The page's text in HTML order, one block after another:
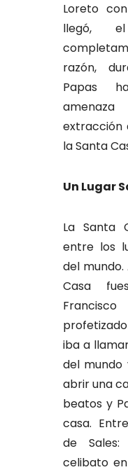
Loreto
llegó,
razón,
Papas
extracción
la Santa
Un Lugar
La Santa
entre los
del
Casa
iba a
del
abrir una
beatos y
casa.
de
celibato